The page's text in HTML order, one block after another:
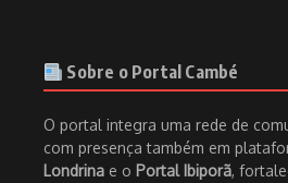
Sobre o Portal Cambé
O portal integra uma rede de
com presença também em
Londrina e o Portal Ibiporã,